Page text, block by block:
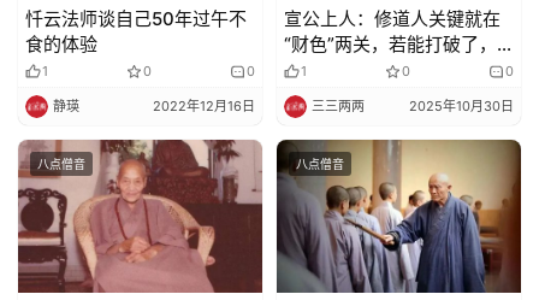
忏云法师谈自己50年过午不
食的体验
1 0 0
静瑛 2022年12月16日
宣公上人：修道人关键就在
“财色”两关，若能打破了，
一切就无执着
1 0 0
三三两两 2025年10月30日
八点僧音 八点僧音